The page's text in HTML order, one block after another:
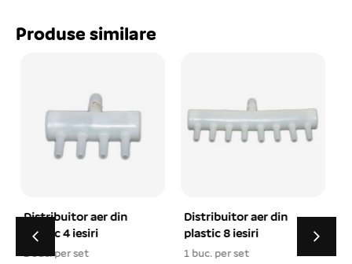
Produse similare
Distribuitor aer din
plastic 8 iesiri
1 buc. per set
DAPHNIA ambalat
pentru pesti exotici,
150 ml 25/set